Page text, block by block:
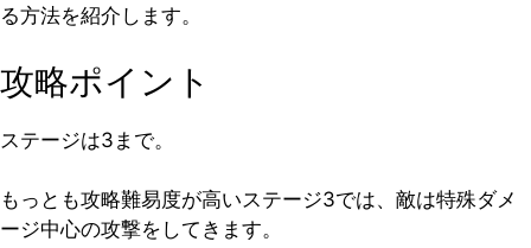
る方法を紹介します。
攻略ポイント
ステージは3まで。
もっとも攻略難易度が高いステージ3では、敵は特殊ダメ
ージ中心の攻撃をしてきます。